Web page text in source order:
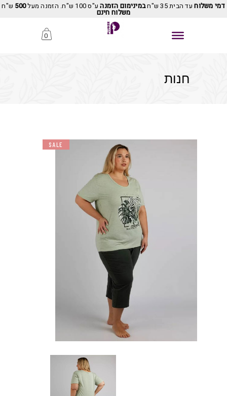
דמי משלוחעד הבית 35 ש"ח במינימום הזמנהע"ס 100 ש"ח. הזמנה מעל 500 ש"ח
משלוח חינם
0
חנות
SALE